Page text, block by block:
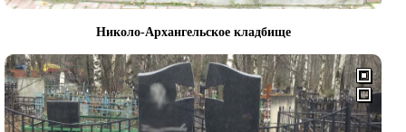
Николо-Архангельское кладбище